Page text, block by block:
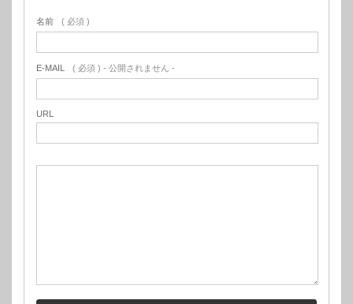
名前 ( 必須 )
E-MAIL ( 必須 ) - 公開されません -
URL